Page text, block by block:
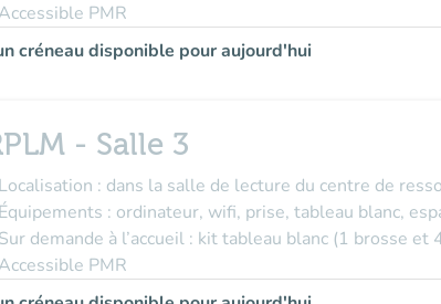
PMR
créneau disponible pour aujourd'hui
- Salle 3
Localisation : dans la salle de lecture du centre de
Équipements : ordinateur, wifi, prise, tableau blanc,
Sur demande à l’accueil : kit tableau blanc (1 brosse et
PMR